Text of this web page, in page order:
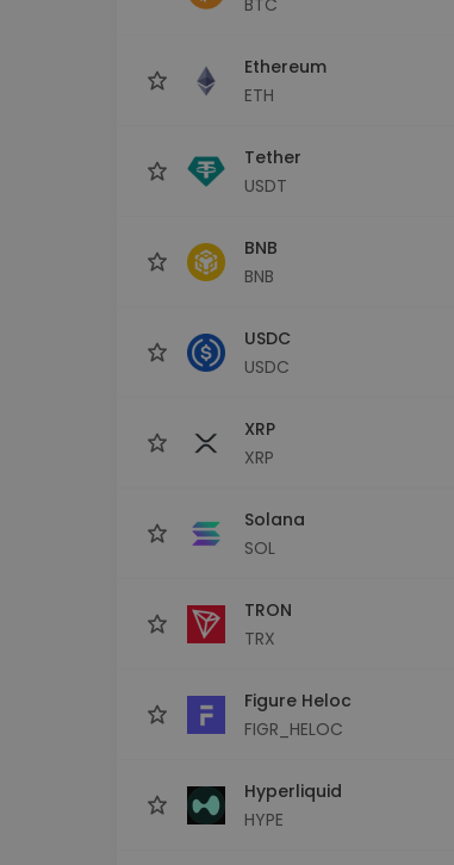
Ethereum
ETH
Tether
USDT
BNB
BNB
USDC
USDC
XRP
XRP
Solana
SOL
TRON
TRX
Figure Heloc
FIGR_HELOC
Hyperliquid
HYPE